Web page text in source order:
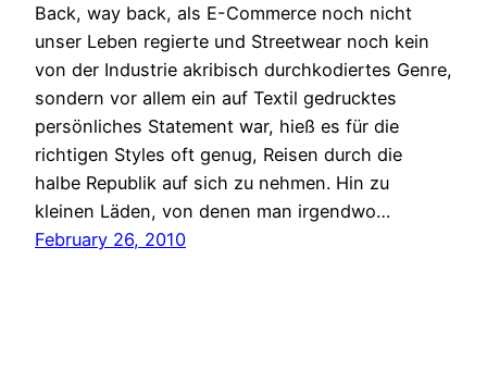
Back, way back, als E-Commerce noch nicht
unser Leben regierte und Streetwear noch kein
von der Industrie akribisch durchkodiertes Genre,
sondern vor allem ein auf Textil gedrucktes
persönliches Statement war, hieß es für die
richtigen Styles oft genug, Reisen durch die
halbe Republik auf sich zu nehmen. Hin zu
kleinen Läden, von denen man irgendwo…
February 26, 2010